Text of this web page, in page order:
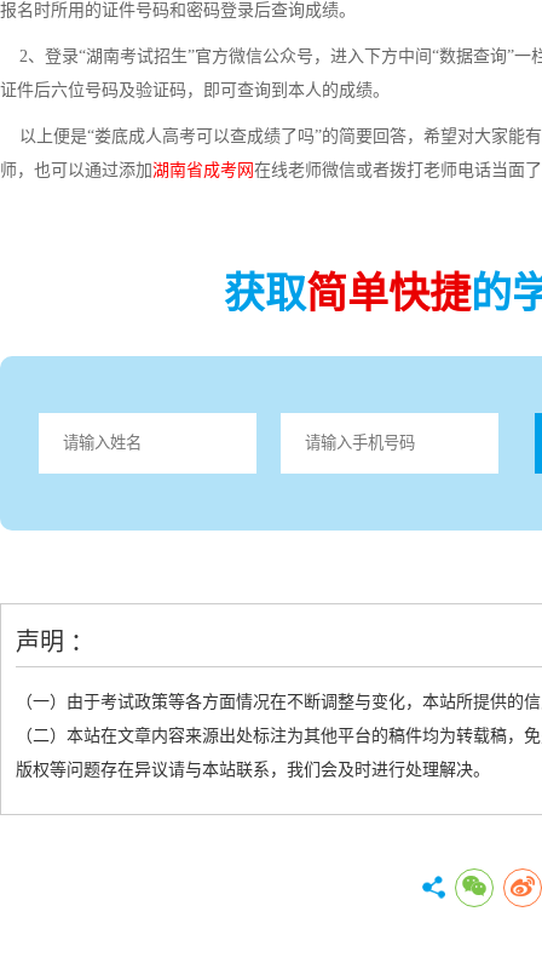
报名时所用的证件号码和密码登录后查询成绩。
2、登录“湖南考试招生”官方微信公众号，进入下方中间“数据查询”
证件后六位号码及验证码，即可查询到本人的成绩。
以上便是“娄底成人高考可以查成绩了吗”的简要回答，希望对大家能
师，也可以通过添加湖南省成考网 在线老师微信或者拨打老师电话当面
获取简单快捷的
声明 ：
（一）由于考试政策等各方面情况在不断调整与变化，本站所提供的
（二）本站在文章内容来源出处标注为其他平台的稿件均为转载稿
版权等问题存在异议请与本站联系，我们会及时进行处理解决。